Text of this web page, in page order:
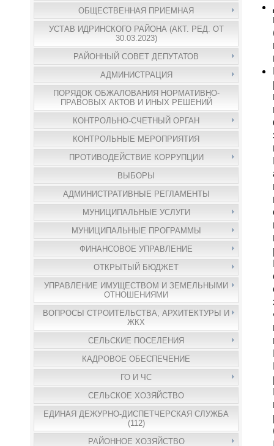
ОБЩЕСТВЕННАЯ ПРИЕМНАЯ
УСТАВ ИДРИНСКОГО РАЙОНА (АКТ. РЕД. ОТ
30.03.2023)
РАЙОННЫЙ СОВЕТ ДЕПУТАТОВ
АДМИНИСТРАЦИЯ
ПОРЯДОК ОБЖАЛОВАНИЯ НОРМАТИВНО-
ПРАВОВЫХ АКТОВ И ИНЫХ РЕШЕНИЙ
КОНТРОЛЬНО-СЧЕТНЫЙ ОРГАН
КОНТРОЛЬНЫЕ МЕРОПРИЯТИЯ
ПРОТИВОДЕЙСТВИЕ КОРРУПЦИИ
ВЫБОРЫ
АДМИНИСТРАТИВНЫЕ РЕГЛАМЕНТЫ
МУНИЦИПАЛЬНЫЕ УСЛУГИ
МУНИЦИПАЛЬНЫЕ ПРОГРАММЫ
ФИНАНСОВОЕ УПРАВЛЕНИЕ
ОТКРЫТЫЙ БЮДЖЕТ
УПРАВЛЕНИЕ ИМУЩЕСТВОМ И ЗЕМЕЛЬНЫМИ
ОТНОШЕНИЯМИ
ВОПРОСЫ СТРОИТЕЛЬСТВА, АРХИТЕКТУРЫ И
ЖКХ
СЕЛЬСКИЕ ПОСЕЛЕНИЯ
КАДРОВОЕ ОБЕСПЕЧЕНИЕ
ГО И ЧС
СЕЛЬСКОЕ ХОЗЯЙСТВО
ЕДИНАЯ ДЕЖУРНО-ДИСПЕТЧЕРСКАЯ СЛУЖБА
(112)
РАЙОННОЕ ХОЗЯЙСТВО